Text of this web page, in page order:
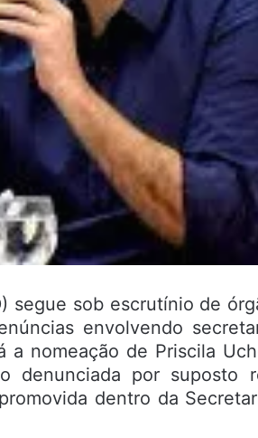
segue sob escrutínio de
envolvendo
nomeação de Priscila
denunciada por suposto
dentro da